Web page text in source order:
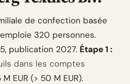
de confection basée
320 personnes.
publication 2027. Étape 1 :
dans les comptes
EUR (> 50 M EUR).